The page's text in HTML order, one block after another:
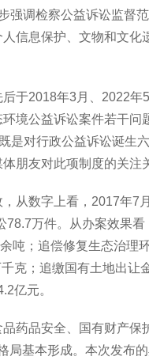
强调检察公益诉讼监督
信息保护、文物和文化
于2018年3月、2022年
境公益诉讼案件若干问
是对行政公益诉讼诞生
朋友对此项制度的关注
从数字上看，2017年7
万件。从办案效果
吨；追偿修复生态治理
克；追缴国有土地出让
亿元。
药品安全、国有财产保
局基本形成。本次发布